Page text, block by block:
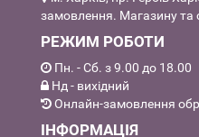
замовлення. Магазину та
РЕЖИМ РОБОТИ
Пн. - Сб. з 9.00 до 18.00
Нд - вихідний
Онлайн-замовлення
ІНФОРМАЦІЯ